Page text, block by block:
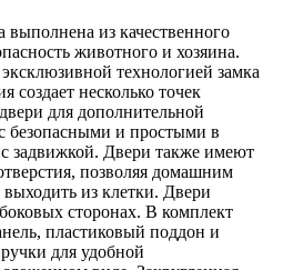
выполнена из качественного
животного и хозяина.
технологией замка
создает несколько точек
для дополнительной
безопасными и простыми в
задвижкой. Двери также имеют
позволяя домашним
из клетки. Двери
сторонах. В комплект
пластиковый поддон и
для удобной